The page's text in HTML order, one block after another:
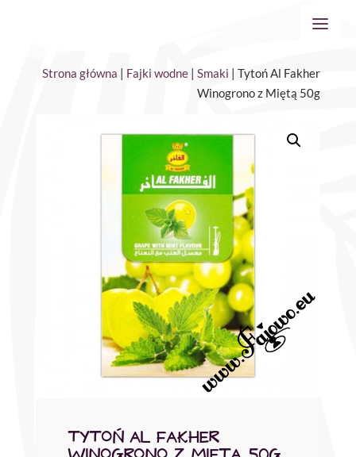
Strona główna | Fajki wodne |Smaki | Tytoń Al Fakher
Winogrono z Miętą 50g
TYTOŃ AL FAKHER